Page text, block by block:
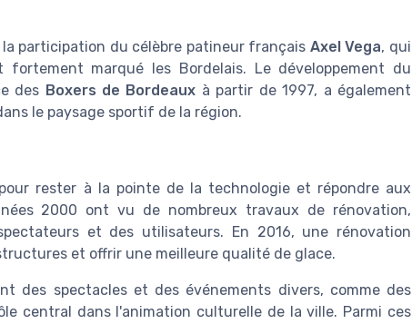
participation du célèbre patineur français Axel Vega, qui
marqué les Bordelais. Le développement du
des Boxers de Bordeaux à partir de 1997, a également
le paysage sportif de la région.
rester à la pointe de la technologie et répondre aux
2000 ont vu de nombreux travaux de rénovation,
et des utilisateurs. En 2016, une rénovation
et offrir une meilleure qualité de glace.
des spectacles et des événements divers, comme des
central dans l'animation culturelle de la ville. Parmi ces